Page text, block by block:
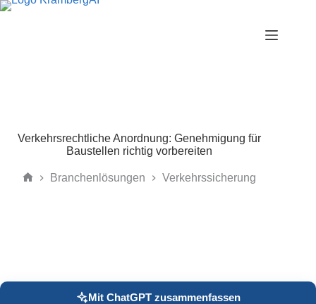
Zum
Verkehrsrechtliche Anordnung: Genehmigung für
Baustellen richtig vorbereiten
Branchenlösungen Verkehrssicherung
Mit ChatGPT zusammenfassen